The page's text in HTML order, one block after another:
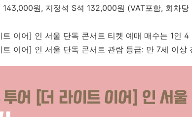
원, 지정석 S석 132,000원 (VAT포함, 회차당
이어] 인 서울 단독 콘서트 티켓 예매 매수는 1인 4
이어] 인 서울 단독 콘서트 관람 등급: 만 7세 이상